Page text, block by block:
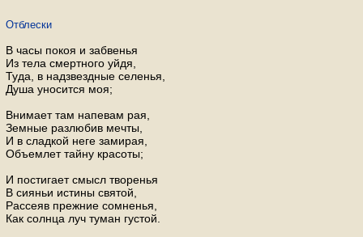
Отблески
В часы покоя и забвенья
Из тела смертного уйдя,
Туда, в надзвездные селенья,
Душа уносится моя;
Внимает там напевам рая,
Земные разлюбив мечты,
И в сладкой неге замирая,
Объемлет тайну красоты;
И постигает смысл творенья
В сияньи истины святой,
Рассеяв прежние сомненья,
Как солнца луч туман густой.